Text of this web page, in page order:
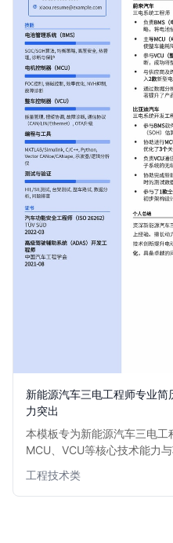
新能源汽车三电工程师专业
力突出
本模板专为新能源汽车三电工
MCU、VCU等核心技术能力
控制系统方面的深厚背景与实
会。
工程技术类